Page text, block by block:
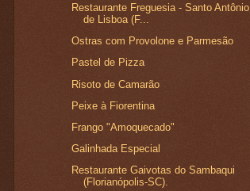
Restaurante Freguesia - Santo Antônio
de Lisboa (F...
Ostras com Provolone e Parmesão
Pastel de Pizza
Risoto de Camarão
Peixe à Fiorentina
Frango "Amoquecado"
Galinhada Especial
Restaurante Gaivotas do Sambaqui
(Florianópolis-SC).